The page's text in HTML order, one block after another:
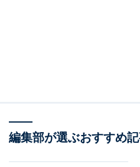
編集部が選ぶおすすめ